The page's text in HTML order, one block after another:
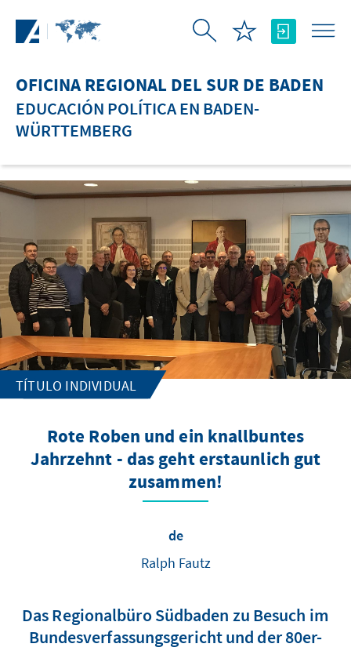
OFICINA REGIONAL DEL SUR DE BADEN
EDUCACIÓN POLÍTICA EN BADEN-
WÜRTTEMBERG
TÍTULO INDIVIDUAL
Rote Roben und ein knallbuntes
Jahrzehnt - das geht erstaunlich gut
zusammen!
de
Ralph Fautz
Das Regionalbüro Südbaden zu Besuch im
Bundesverfassungsgericht und der 80er-